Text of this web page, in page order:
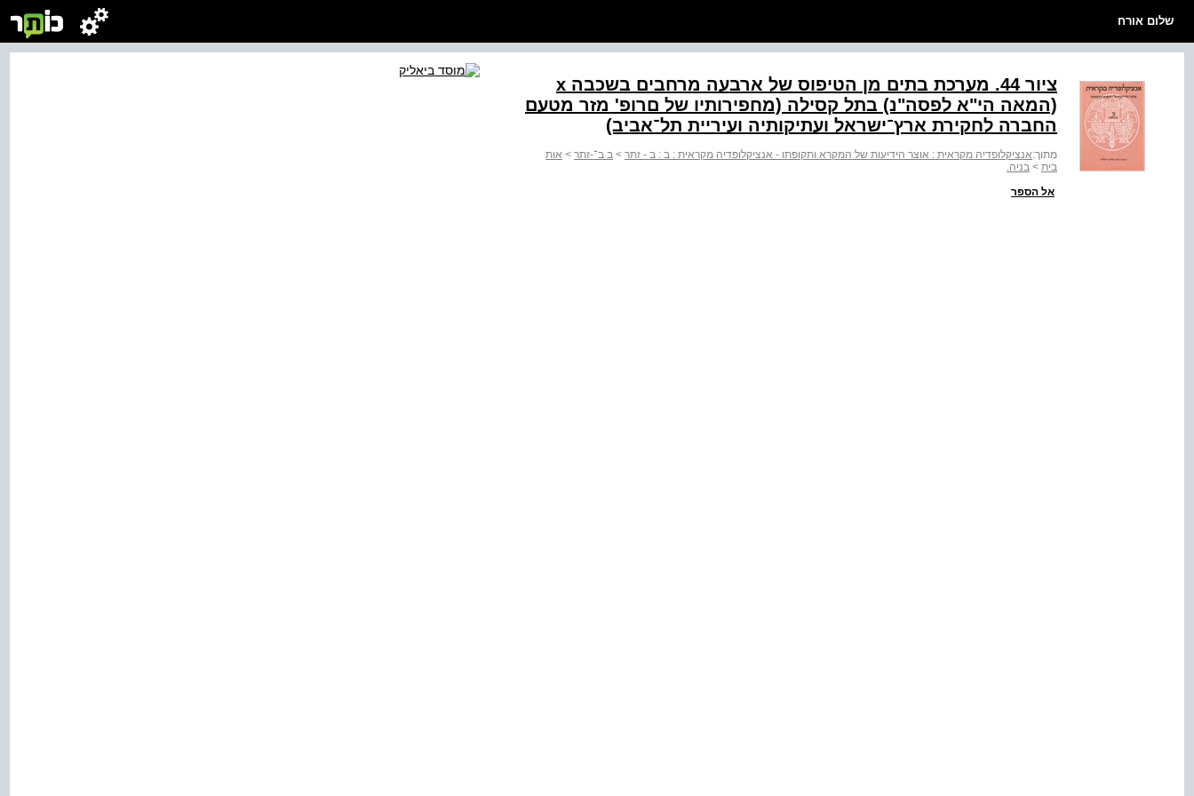
שלום אורח
ציור ‭.44‬ מערכת בתים מן הטיפוס של ארבעה מרחבים בשכבה x
(המאה הי"א לפסה"נ) בתל קסילה (מחפירותיו של םרופ' מזר מטעם
החברה לחקירת ארץ־ישראל ועתיקותיה ועיריית תל־אביב)
מתוך:אנציקלופדיה מקראית : אוצר הידיעות של המקרא ותקופתו - אנציקלופדיה מקראית : ב : ב - זתר > ב ב־-זתר > אות
בית > בניה.
אל הספר